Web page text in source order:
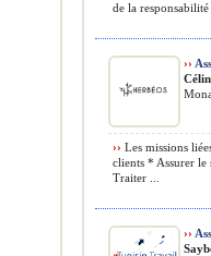
de la
››
›› Les missions
clients * Assurer
Traiter ...
››